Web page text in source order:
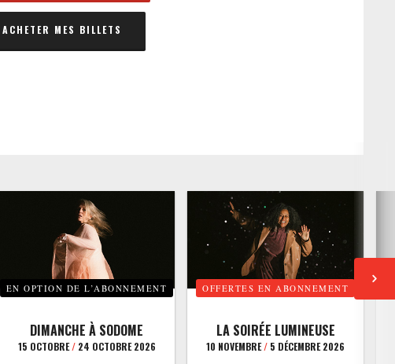
ACHETER MES BILLETS
EN OPTION DE L’ABONNEMENT
DIMANCHE À SODOME
15 OCTOBRE/24 OCTOBRE 2026
OFFERTES EN ABONNEMENT
LA SOIRÉE LUMINEUSE
10 NOVEMBRE/ 5 DÉCEMBRE 2026